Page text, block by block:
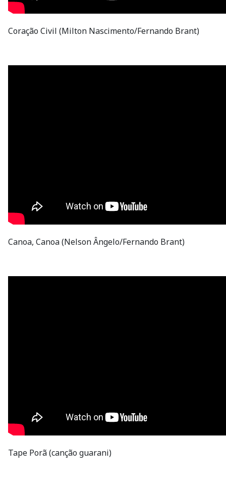
Coração Civil (Milton Nascimento/Fernando Brant)
Canoa, Canoa (Nelson Ângelo/Fernando Brant)
Tape Porã (canção guarani)